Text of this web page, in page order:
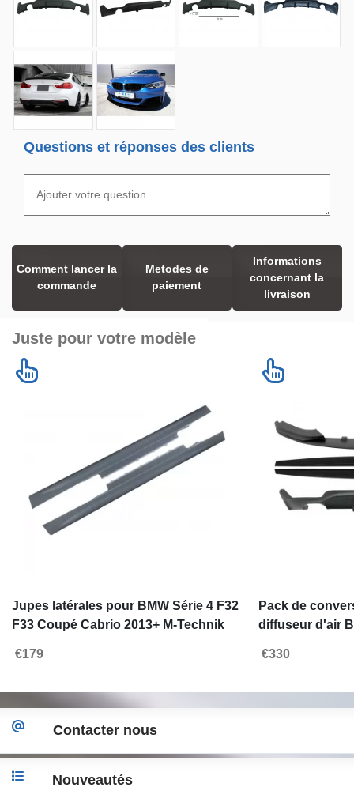
Questions et réponses des clients
Comment lancer la
commande
Metodes de
paiement
Informations
concernant la
livraison
Juste pour votre modèle
Jupes latérales pour BMW Série 4 F32
F33 Coupé Cabrio 2013+ M-Technik
€179
Pack de
diffuseur d'air
€330
Contacter nous
Nouveautés